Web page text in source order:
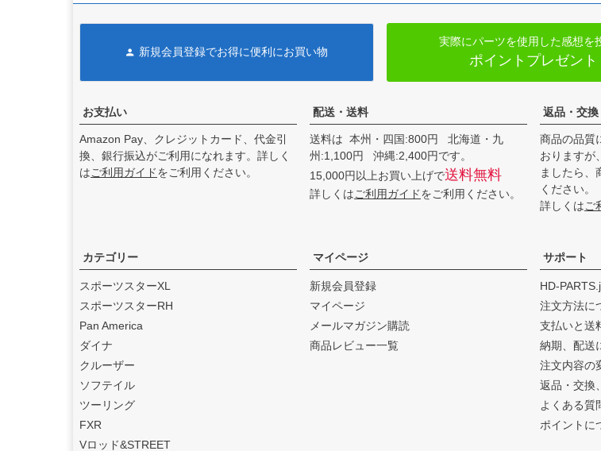
D&D エキゾースト（ディー
た。
feture ヘルメット（フュー
チャーヘルメット）の取り
扱いを始めました。
ました。
2024.12
s（ブローパフォーマンスエ
キゾースト）
始めました。
2024.11
By City（バイ シティ）
本総代理店となりました。
2024.10
Dominator Motorcycles（ド
新規会員登録でお得に便利にお買い物
実際にパーツを使用した感想を
ポイントプレゼント
お支払い
Amazon Pay、クレジットカード、代金引
換、銀行振込がご利用になれます。詳しく
はご利用ガイドをご利用ください。
配送・送料
送料は 本州・四国:800円 北海道・九
州:1,100円 沖縄:2,400円です。
15,000円以上お買い上げで送料無料
詳しくはご利用ガイドをご利用ください。
返品・交換
商品の品質
おりますが
ましたら、
ください。
詳しくはご
カテゴリー
スポーツスターXL
スポーツスターRH
Pan America
ダイナ
クルーザー
ソフテイル
ツーリング
FXR
Vロッド&STREET
マイページ
新規会員登録
マイページ
メールマガジン購読
商品レビュー一覧
サポート
HD-
注文方法に
支払いと送
納期、配送
注文内容の
返品・交換
よくある質
ポイントに